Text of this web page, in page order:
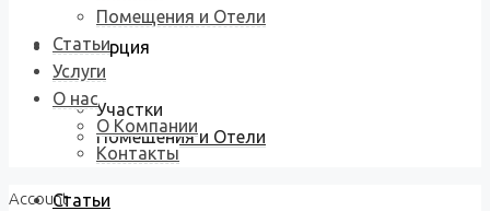
Коммерция
Участки
Помещения и Отели
Статьи
Помещения и Отели
Статьи
Услуги
О нас
О Компании
Контакты
Account